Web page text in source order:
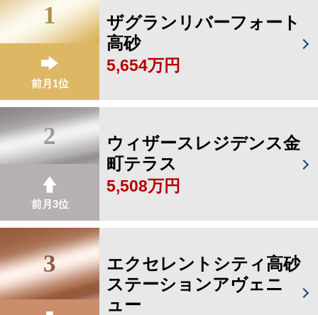
1
前月1位
ザグランリバーフォート
高砂
5,654万円
2
前月3位
ウィザースレジデンス金
町テラス
5,508万円
3
エクセレントシティ高砂
ステーションアヴェニ
ュー